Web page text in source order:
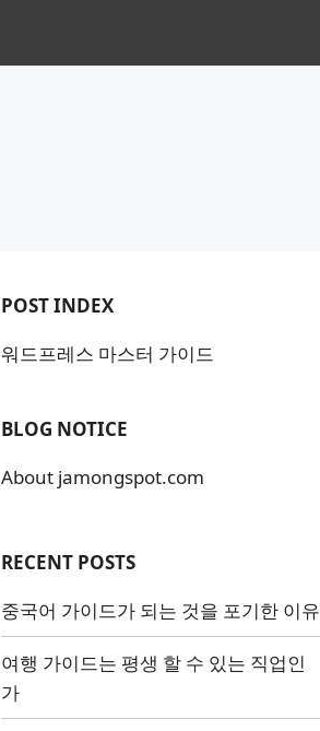
POST INDEX
워드프레스 마스터 가이드
BLOG NOTICE
About jamongspot.com
RECENT POSTS
중국어 가이드가 되는 것을 포기한 이유
여행 가이드는 평생 할 수 있는 직업인
가